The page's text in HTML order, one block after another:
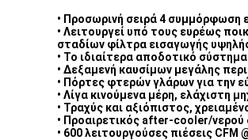
• Προσωρινή σειρά 4 συμμόρφωση
• Λειτουργεί υπό τους ευρέως
σταδίων φίλτρα εισαγωγής
• Το ιδιαίτερα αποδοτικό
• Δεξαμενή καυσίμων μεγάλης
• Πόρτες φτερών γλάρων για την
• Λίγα κινούμενα μέρη, ελάχιστη
• Τραχύς και αξιόπιστος,
• Προαιρετικός after-cooler/
• 600 λειτουργούσες πιέσεις